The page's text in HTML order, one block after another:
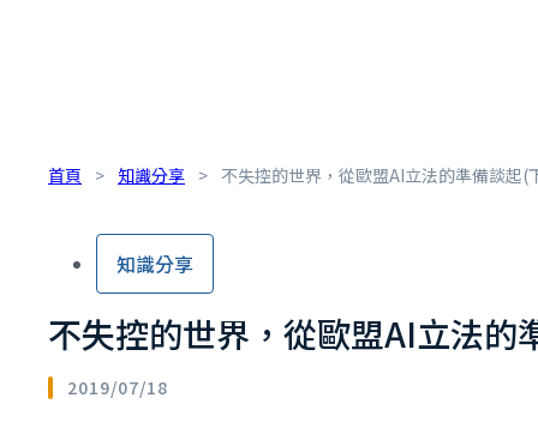
首頁 > 知識分享 > 不失控的世界，從歐盟AI立法的準備談起(
知識分享
不失控的世界，從歐盟AI立法的
2019/07/18